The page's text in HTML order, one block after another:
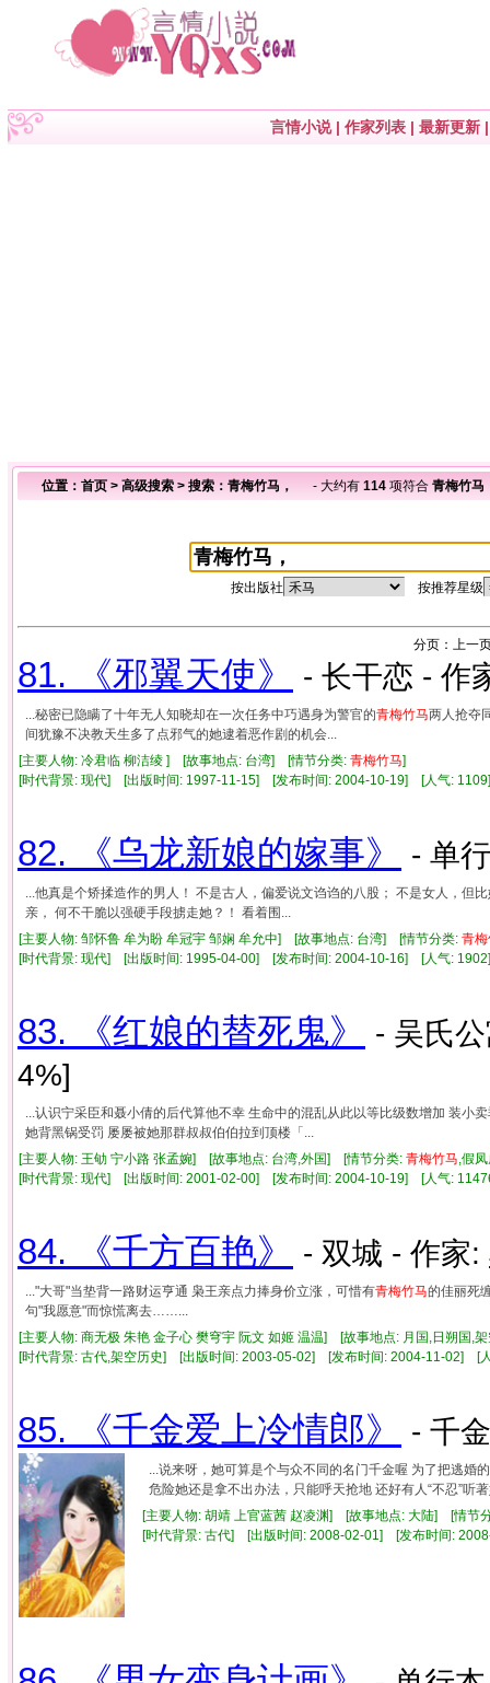
言情小说| 作家列表 | 最新更新
位置： 首页 > 高级搜索 > 搜索：青梅竹马， - 大约有 114 项符合 青梅竹马
按出版社 按推荐星级
分页： 上一
81. 《邪翼天使》 - 长干恋 - 作
...秘密已隐瞒了十年无人知晓却在一次任务中巧遇身为警官的青梅竹马两人抢夺
间犹豫不决教天生多了点邪气的她逮着恶作剧的机会...
[主要人物: 冷君临 柳洁绫 ] [故事地点: 台湾] [情节分类: 青梅竹马]
[时代背景: 现代] [出版时间: 1997-11-15] [发布时间: 2004-10-19] [人气:
82. 《乌龙新娘的嫁事》 - 单
...他真是个矫揉造作的男人！ 不是古人，偏爱说文诌诌的八股； 不是女人，
亲， 何不干脆以强硬手段掳走她？！ 看着围...
[主要人物: 邹怀鲁 牟为盼 牟冠宇 邹娴 牟允中] [故事地点: 台湾] [情节分类: 青
[时代背景: 现代] [出版时间: 1995-04-00] [发布时间: 2004-10-16] [人气:
83. 《红娘的替死鬼》
- 吴氏
4%]
...认识宁采臣和聂小倩的后代算他不幸 生命中的混乱从此以等比级数增加 装
她背黑锅受罚 屡屡被她那群叔叔伯伯拉到顶楼「...
[主要人物: 王劬 宁小路 张孟婉] [故事地点: 台湾,外国] [情节分类: 青梅竹马 ,假
[时代背景: 现代] [出版时间: 2001-02-00] [发布时间: 2004-10-19] [人气:
84. 《千方百艳》 - 双城 - 作家:
..."大哥"当垫背一路财运亨通 枭王亲点力捧身价立涨，可惜有青梅竹马的佳丽死
句"我愿意"而惊慌离去……...
[主要人物: 商无极 朱艳 金子心 樊穹宇 阮文 如姬 温温] [故事地点: 月国,日朔
[时代背景: 古代,架空历史] [出版时间: 2003-05-02] [发布时间: 2004-11-02] [
85. 《千金爱上冷情郎》 - 千
...说来呀，她可算是个与众不同的名门千金喔 为了把逃婚的
危险她还是拿不出办法，只能呼天抢地 还好有人“不忍”听
[主要人物: 胡靖 上官蓝茜 赵凌渊] [故事地点: 大陆] [情节
[时代背景: 古代] [出版时间: 2008-02-01] [发布时间: